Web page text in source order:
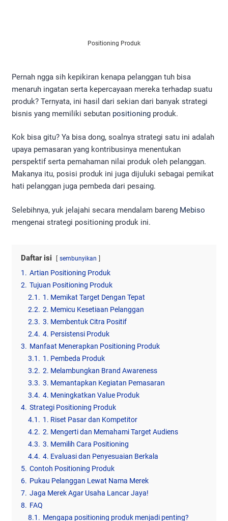
Positioning Produk
Pernah ngga sih kepikiran kenapa pelanggan tuh bisa
menaruh ingatan serta kepercayaan mereka terhadap suatu
produk? Ternyata, ini hasil dari sekian dari banyak strategi
bisnis yang memiliki sebutan positioning produk.
Kok bisa gitu? Ya bisa dong, soalnya strategi satu ini adalah
upaya pemasaran yang kontribusinya menentukan
perspektif serta pemahaman nilai produk oleh pelanggan.
Makanya itu, posisi produk ini juga dijuluki sebagai pemikat
hati pelanggan juga pembeda dari pesaing.
Selebihnya, yuk jelajahi secara mendalam bareng Mebiso
mengenai strategi positioning produk ini.
Daftar isi sembunyikan
1. Artian Positioning Produk
2. Tujuan Positioning Produk
2.1. 1. Memikat Target Dengan Tepat
2.2. 2. Memicu Kesetiaan Pelanggan
2.3. 3. Membentuk Citra Positif
2.4. 4. Persistensi Produk
3. Manfaat Menerapkan Positioning Produk
3.1. 1. Pembeda Produk
3.2. 2. Melambungkan Brand Awareness
3.3. 3. Memantapkan Kegiatan Pemasaran
3.4. 4. Meningkatkan Value Produk
4. Strategi Positioning Produk
4.1. 1. Riset Pasar dan Kompetitor
4.2. 2. Mengerti dan Memahami Target Audiens
4.3. 3. Memilih Cara Positioning
4.4. 4. Evaluasi dan Penyesuaian Berkala
5. Contoh Positioning Produk
6. Pukau Pelanggan Lewat Nama Merek
7. Jaga Merek Agar Usaha Lancar Jaya!
8. FAQ
8.1. Mengapa positioning produk menjadi penting?